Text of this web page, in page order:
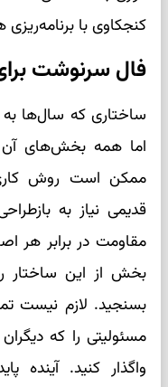
کنجکاوی با
فال سرنوشت
ساختاری که سال‌ها به
اما همه بخش‌های آن
ممکن است روش
قدیمی نیاز به
مقاومت در برابر هر
بخش از این ساختار
بسنجید. لازم نیست
مسئولیتی را که
واگذار کنید. آینده